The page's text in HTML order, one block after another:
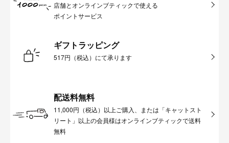
店舗とオンラインブティックで使える
ポイントサービス
ギフトラッピング
517円（税込）にて承ります
配送料無料
11,000円（税込）以上ご購入、または「キャットスト
リート」以上の会員様はオンラインブティックで送料
無料